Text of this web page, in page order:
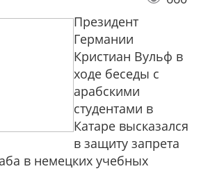
Президент
Германии
Кристиан Вульф в
ходе беседы с
арабскими
студентами в
Катаре высказался
в защиту запрета
в немецких учебных